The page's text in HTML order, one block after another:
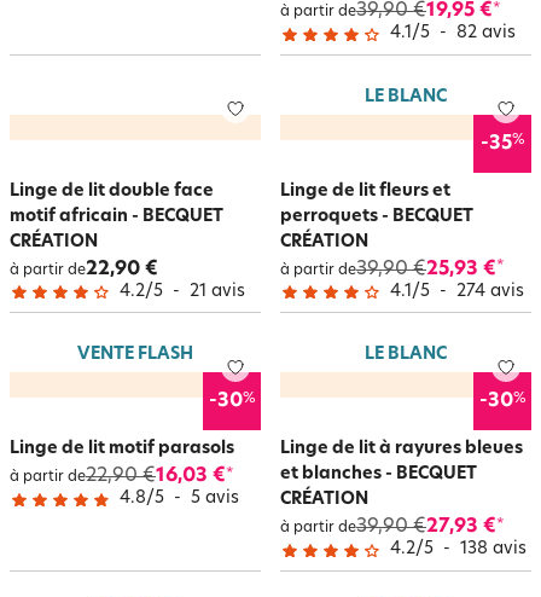
à partir de39,90 €19,95 €*
4.1/5 - 82 avis
Linge de lit double face
motif africain - BECQUET
CRÉATION
à partir de22,90 €
4.2/5 - 21 avis
LE BLANC
-35%
Linge de lit fleurs et
perroquets - BECQUET
CRÉATION
à partir de39,90 €25,93 €*
4.1 /5 - 274 avis
VENTE FLASH
-30%
Linge de lit motif parasols
à partir de22,90 €16,03 €*
4.8/5 - 5 avis
LE BLANC
-30%
Linge de lit à rayures bleues
et blanches - BECQUET
CRÉATION
à partir de39,90 €27,93 €*
4.2/5 - 138 avis